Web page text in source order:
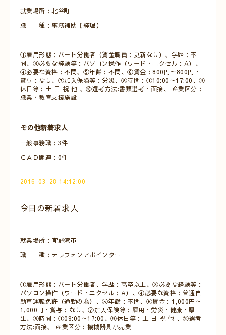
就業場所：北谷町
職 種：事務補助【経理】
①雇用形態：パート労働者（賃金職員：更新なし）、学歴：不
問、③必要な経験等：パソコン操作（ワード・エクセル：A）、
④必要な資格：不問、⑤年齢：不問、⑥賃金：800円～800円・
賞与：なし、⑦加入保険等：労災、⑧時間：①10:00～17:00、⑨
休日等：土 日 祝 他 、⑩選考方法:書類選考・面接、 産業区分：
職業・教育支援施設
その他新着求人
一般事務職：3件
ＣＡＤ関連：0件
2016-03-28 14:12:00
今日の新着求人
就業場所：宜野湾市
職 種：テレフォンアポインター
①雇用形態：パート労働者、学歴：高卒以上、③必要な経験等：
パソコン操作（ワード・エクセル：A）、④必要な資格：普通自
動車運転免許（通勤の為）、⑤年齢：不問、⑥賃金：1,000円～
1,000円・賞与：なし、⑦加入保険等：雇用・労災・健康・厚
生、⑧時間：①09:00～17:00、⑨休日等：土 日 祝 他 、⑩選考
方法:面接、 産業区分：機械器具小売業